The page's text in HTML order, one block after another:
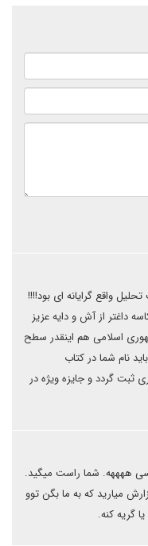
واقع گرایانه ای بود!!!!
داغتر از آش و دایه عزیز
اسلامی هم اینقدر سطح
نام شما در کتاب
ثبت گردد و جایزه ویژه در
ههههه. شما راست میگید.
میارید که به ما بگن توو
گریه کنه.